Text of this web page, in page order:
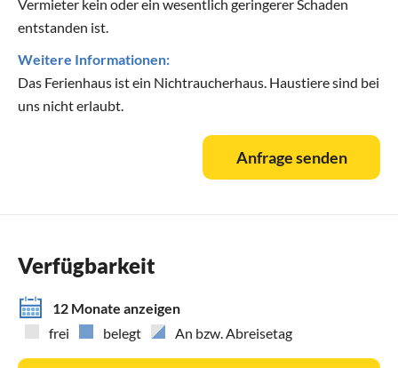
Vermieter kein oder ein wesentlich geringerer Schaden
entstanden ist.
Weitere Informationen:
Das Ferienhaus ist ein Nichtraucherhaus. Haustiere sind bei
uns nicht erlaubt.
Anfrage senden
Verfügbarkeit
12 Monate anzeigen
frei
belegt An bzw. Abreisetag